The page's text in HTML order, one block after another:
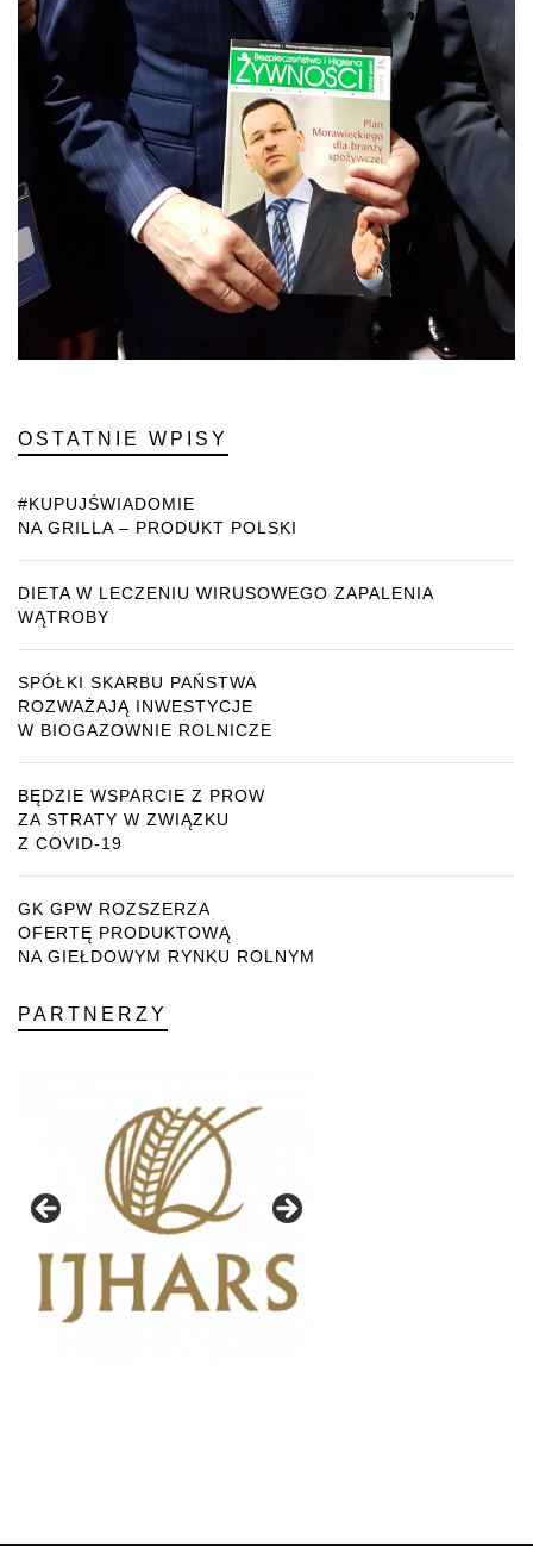
OSTATNIE WPISY
#KUPUJŚWIADOMIE
NA GRILLA – PRODUKT POLSKI
DIETA W LECZENIU WIRUSOWEGO ZAPALENIA
WĄTROBY
SPÓŁKI SKARBU PAŃSTWA
ROZWAŻAJĄ INWESTYCJE
W BIOGAZOWNIE ROLNICZE
BĘDZIE WSPARCIE Z PROW
ZA STRATY W ZWIĄZKU
Z COVID-19
GK GPW ROZSZERZA
OFERTĘ PRODUKTOWĄ
NA GIEŁDOWYM RYNKU ROLNYM
PARTNERZY